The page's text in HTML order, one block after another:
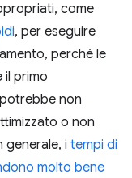
come
, per eseguire
perché le
il primo
non
o non
generale, i tempi di
molto bene